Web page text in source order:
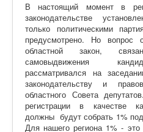
В настоящий момент в
законодательстве
только политическими
предусмотрено. Но
областной закон,
самовыдвижения
рассматривался на
законодательству и
областного Совета
регистрации в качестве
должны будут собрать 1%
Для нашего региона 1% -